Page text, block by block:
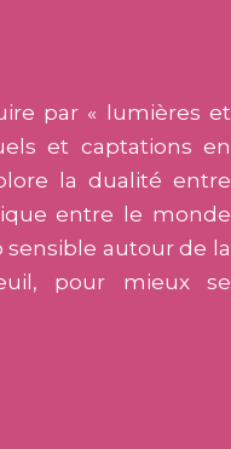
par « lumières et
et captations en
la dualité entre
entre le monde
autour de la
pour mieux se